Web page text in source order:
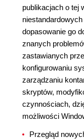
publikacjach o tej
dopasowanie go
znanych
zastawianych
konfigurowaniu
zarządzaniu
skryptów,
czynnościach,
możliwości
Przegląd